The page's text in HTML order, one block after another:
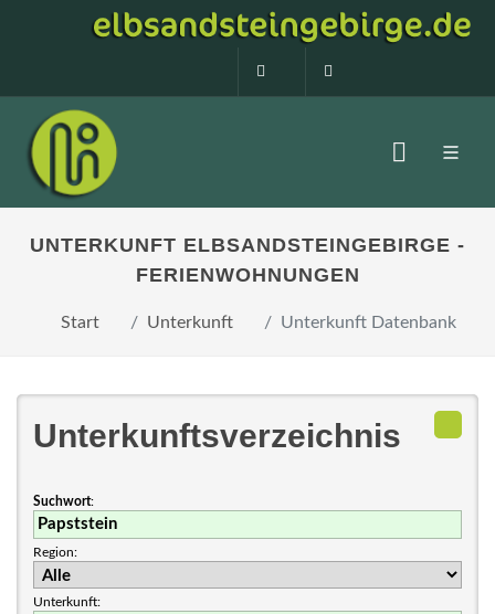
0160 99873408
UNTERKUNFT ELBSANDSTEINGEBIRGE -
FERIENWOHNUNGEN
Start Unterkunft Unterkunft Datenbank
Unterkunftsverzeichnis
Suchwort:
Region:
Unterkunft: